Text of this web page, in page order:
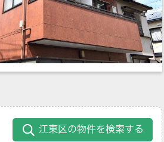
江東区の物件を検索する